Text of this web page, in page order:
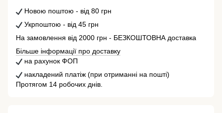
Новою поштою - від 80 грн
Укрпоштою - від 45 грн
На замовлення від 2000 грн - БЕЗКОШТОВНА доставка
Більше інформації про доставку
на рахунок ФОП
накладений платіж (при отриманні на пошті)
Протягом 14 робочих днів.